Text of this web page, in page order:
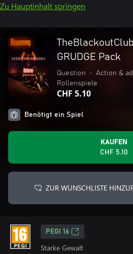
Zu Hauptinhalt springen
GRUDGE Pack
Question • Action &
Rollenspiele
CHF 5.10
Benötigt ein Spiel
KAUFEN
CHF 5.10
ZUR WUNSCHLISTE
PEGI 16
Starke Gewalt